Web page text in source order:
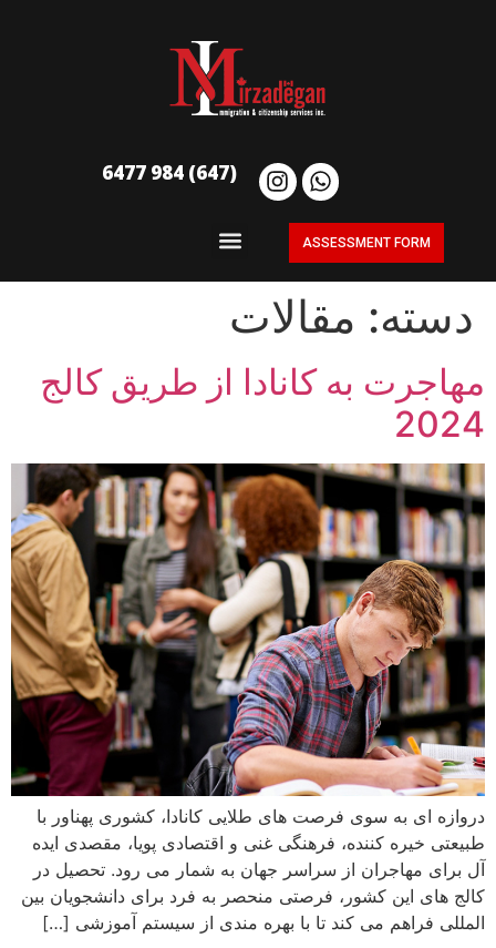
(647) 984 6477
ASSESSMENT FORM
دسته: مقالات
مهاجرت به کانادا از طریق کالج
2024
دروازه ای به سوی فرصت های طلایی کانادا، کشوری پهناور با
طبیعتی خیره کننده، فرهنگی غنی و اقتصادی پویا، مقصدی ایده
آل برای مهاجران از سراسر جهان به شمار می رود. تحصیل در
کالج های این کشور، فرصتی منحصر به فرد برای دانشجویان بین
المللی فراهم می کند تا با بهره مندی از سیستم آموزشی […]